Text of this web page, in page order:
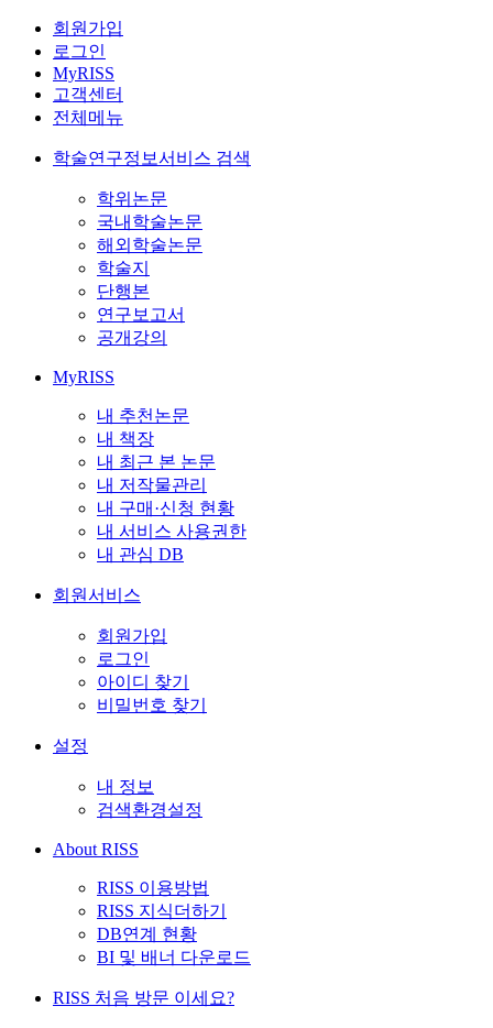
회원가입
로그인
MyRISS
고객센터
전체메뉴
학술연구정보서비스 검색
학위논문
국내학술논문
해외학술논문
학술지
단행본
연구보고서
공개강의
MyRISS
내 추천논문
내 책장
내 최근 본 논문
내 저작물관리
내 구매·신청 현황
내 서비스 사용권한
내 관심 DB
회원서비스
회원가입
로그인
아이디 찾기
비밀번호 찾기
설정
내 정보
검색환경설정
About RISS
RISS 이용방법
RISS 지식더하기
DB연계 현황
BI 및 배너 다운로드
RISS 처음 방문 이세요?